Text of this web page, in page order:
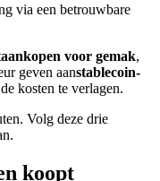
via een betrouwbare
voor gemak,
geven aanstablecoin-
kosten te verlagen.
Volg deze drie
koopt